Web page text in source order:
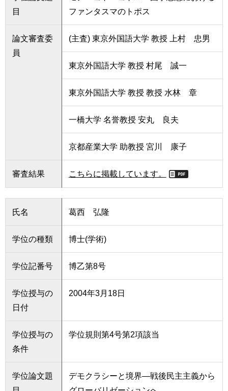
目
ファンタスマのトポス
論文審査委
員
(主査) 東京外国語大学 教授 上村 忠男
東京外国語大学 教授 村尾 誠一
東京外国語大学 教授 教授 水林 章
一橋大学 名誉教授 安丸 良夫
京都産業大学 助教授 宮川 康子
審査結果 こちらに掲載しています。
氏名 葛西 弘隆
学位の種類 博士(学術)
学位記番号 博乙第8号
学位授与の
日付
2004年3月18日
学位授与の
条件
学位規則第4号第2項該当
学位論文題
デモクラシーと境界―戦後民主主義から